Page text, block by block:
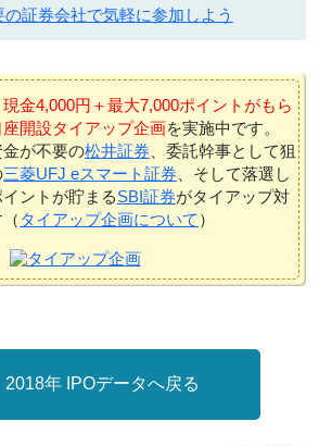
証券会社で気軽に参加しよう
現金4,000円＋最大7,000ポイントがもら
座開設タイアップ企画を実施中です。
が不要の松井証券 、委託幹事として狙
三菱UFJ eスマート証券 、そして落選し
ントが貯まるSBI証券がタイアップ対
タイアップ企画について ）
2018年 IPOデータへ戻る